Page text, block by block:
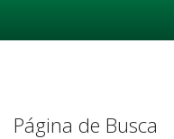
Página de Busca